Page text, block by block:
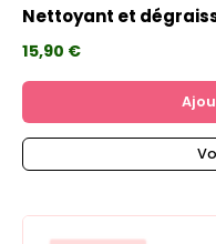
Nettoyant et
15,90 €